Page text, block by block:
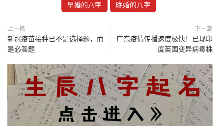
早婚的八字 晚婚的八字
上一篇
新冠疫苗接种已不是选择题，而
是必答题
下一篇
广东疫情传播速度极快！已现印
度英国变异病毒株